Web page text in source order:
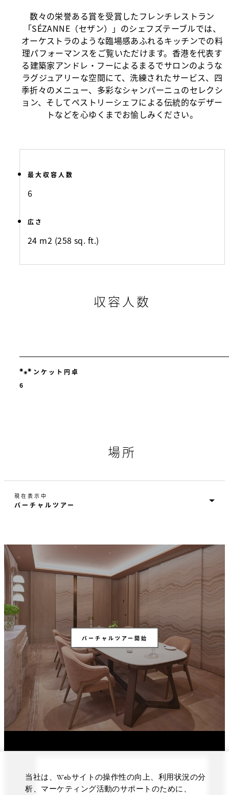
数々の栄誉ある賞を受賞したフレンチレストラン
「SÉZANNE（セザン）」のシェフズテーブルでは、
オーケストラのような臨場感あふれるキッチンでの料
理パフォーマンスをご覧いただけます。香港を代表す
る建築家アンドレ・フーによるまるでサロンのような
ラグジュアリーな空間にて、洗練されたサービス、四
季折々のメニュー、多彩なシャンパーニュのセレクシ
ョン、そしてペストリーシェフによる伝統的なデザー
トなどを心ゆくまでお愉しみください。
最大収容人数
6
広さ
24 m2 (258 sq. ft.)
収容人数
ンケット円卓
6
場所
現在表示中
バーチャルツアー開始
経験豊富なチームがイベントの
当社は、Webサイトの操作性の向上、利用状況の分
析、マーケティング活動のサポートのために、